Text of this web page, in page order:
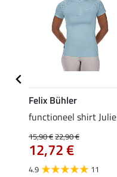
Felix Bühler
functioneel shirt Julie
15,90 €22,90 €
12,72 €
4.9 11